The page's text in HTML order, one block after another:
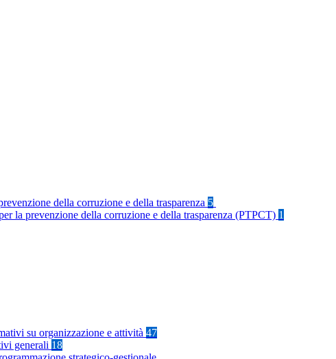
della corruzione e della trasparenza 5
la prevenzione della corruzione e della trasparenza (PTPCT) 1
su organizzazione e attività 47
generali 18